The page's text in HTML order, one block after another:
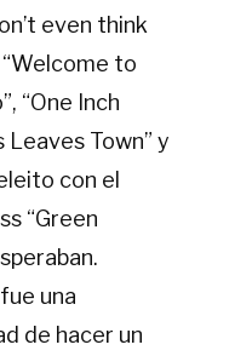
even think
“Welcome to
“One Inch
Leaves Town” y
con el
“Green
una
de hacer un